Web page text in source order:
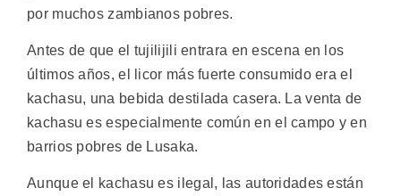
por muchos zambianos pobres.
Antes de que el tujilijili entrara en escena en los
últimos años, el licor más fuerte consumido era el
kachasu, una bebida destilada casera. La venta de
kachasu es especialmente común en el campo y en
barrios pobres de Lusaka.
Aunque el kachasu es ilegal, las autoridades están